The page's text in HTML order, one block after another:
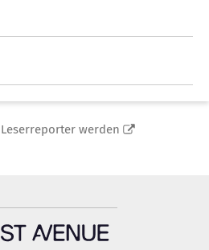
Leserreporter werden